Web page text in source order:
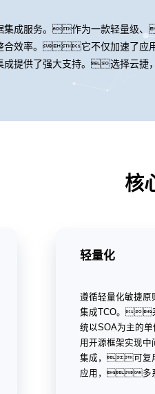
据集成服务。作为一款轻
合效率。它不仅加速了应
成提供了强大支持。选择
核
轻量化
遵循轻量化敏捷
集成TCO。
统以SOA为主的
用开源框架实现
集成，可复
应用，多